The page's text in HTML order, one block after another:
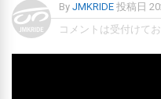
By JMKRIDE 投稿日
コメントは受付けて